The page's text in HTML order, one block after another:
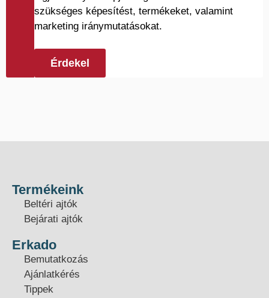
szükséges képesítést, termékeket, valamint
marketing iránymutatásokat.
Érdekel
Termékeink
Beltéri ajtók
Bejárati ajtók
Erkado
Bemutatkozás
Ajánlatkérés
Tippek